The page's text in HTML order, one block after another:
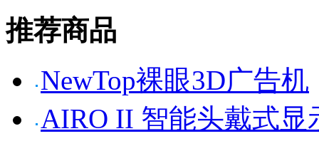
推荐商品
NewTop裸眼3D广告机
AIRO II 智能头戴式显